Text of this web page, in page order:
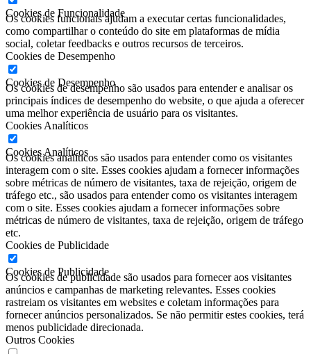
Cookies de Funcionalidade
Os cookies funcionais ajudam a executar certas funcionalidades,
como compartilhar o conteúdo do site em plataformas de mídia
social, coletar feedbacks e outros recursos de terceiros.
Cookies de Desempenho
Cookies de Desempenho
Os cookies de desempenho são usados ​​para entender e analisar os
principais índices de desempenho do website, o que ajuda a oferecer
uma melhor experiência de usuário para os visitantes.
Cookies Analíticos
Cookies Analíticos
Os cookies analíticos são usados ​​para entender como os visitantes
interagem com o site. Esses cookies ajudam a fornecer informações
sobre métricas de número de visitantes, taxa de rejeição, origem de
tráfego etc., são usados ​​para entender como os visitantes interagem
com o site. Esses cookies ajudam a fornecer informações sobre
métricas de número de visitantes, taxa de rejeição, origem de tráfego
etc.
Cookies de Publicidade
Cookies de Publicidade
Os cookies de publicidade são usados ​​para fornecer aos visitantes
anúncios e campanhas de marketing relevantes. Esses cookies
rastreiam os visitantes em websites e coletam informações para
fornecer anúncios personalizados. Se não permitir estes cookies, terá
menos publicidade direcionada.
Outros Cookies